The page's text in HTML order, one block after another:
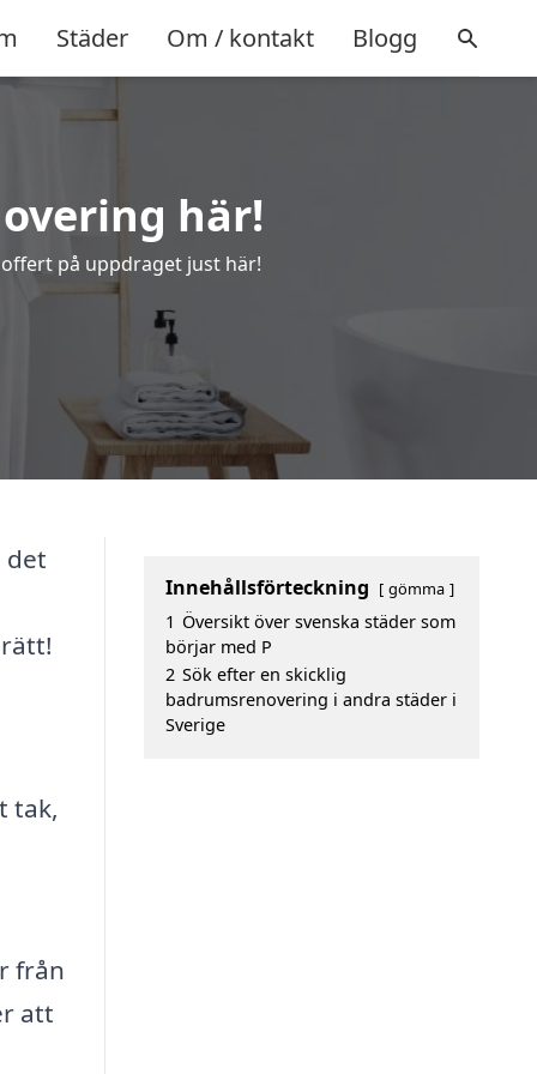
Städer Om / kontakt Blogg
här!
på uppdraget just här!
det
tak,
från
att
Innehållsförteckning gömma
1 Översikt över svenska städer som
börjar med P
2 Sök efter en skicklig
badrumsrenovering i andra städer i
Sverige